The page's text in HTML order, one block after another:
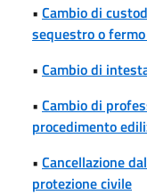
• Cambio di
sequestro o
• Cambio di
• Cambio di
procedimento
• Cancellazione
protezione civile